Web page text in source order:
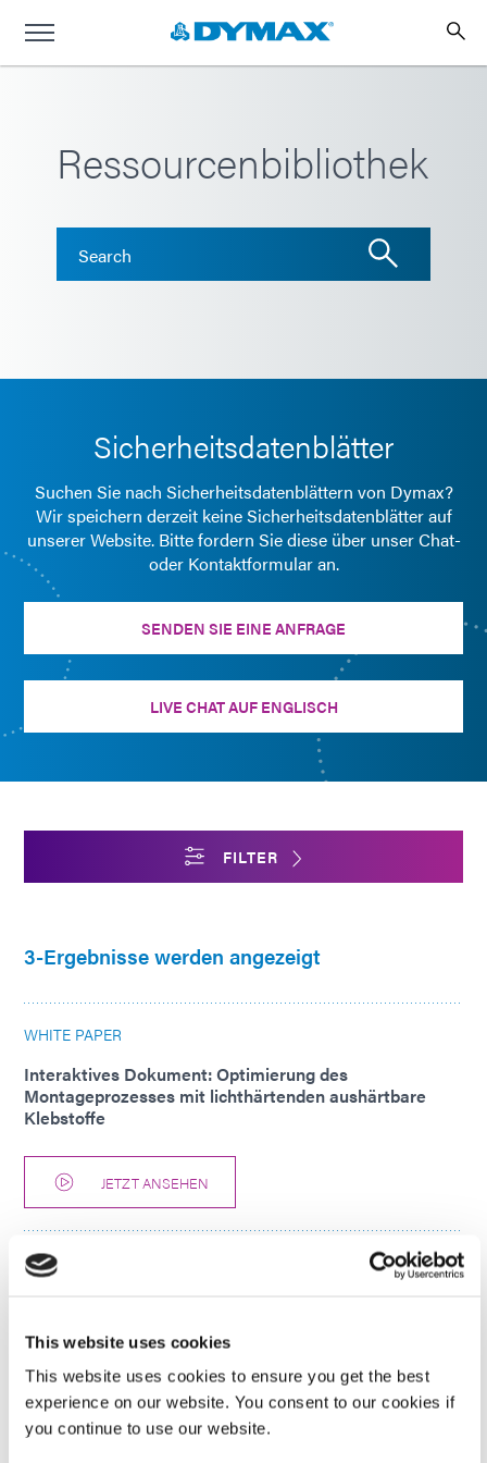
This website uses cookies
This website uses cookies to ensure you get the best
experience on our website. You consent to our cookies if
you continue to use our website.
Ressourcenbibliothek
Sicherheitsdatenblätter
Suchen Sie nach Sicherheitsdatenblättern von Dymax?
Wir speichern derzeit keine Sicherheitsdatenblätter auf
unserer Website. Bitte fordern Sie diese über unser Chat-
oder Kontaktformular an.
SENDEN SIE EINE ANFRAGE
LIVE CHAT AUF ENGLISCH
FILTER
3-Ergebnisse werden angezeigt
WHITE PAPER
Interaktives Dokument: Optimierung des
Montageprozesses mit lichthärtenden aushärtbare
Klebstoffe
JETZT ANSEHEN
WHITE PAPER
Maskierungsmittel
HERUNTERLADEN